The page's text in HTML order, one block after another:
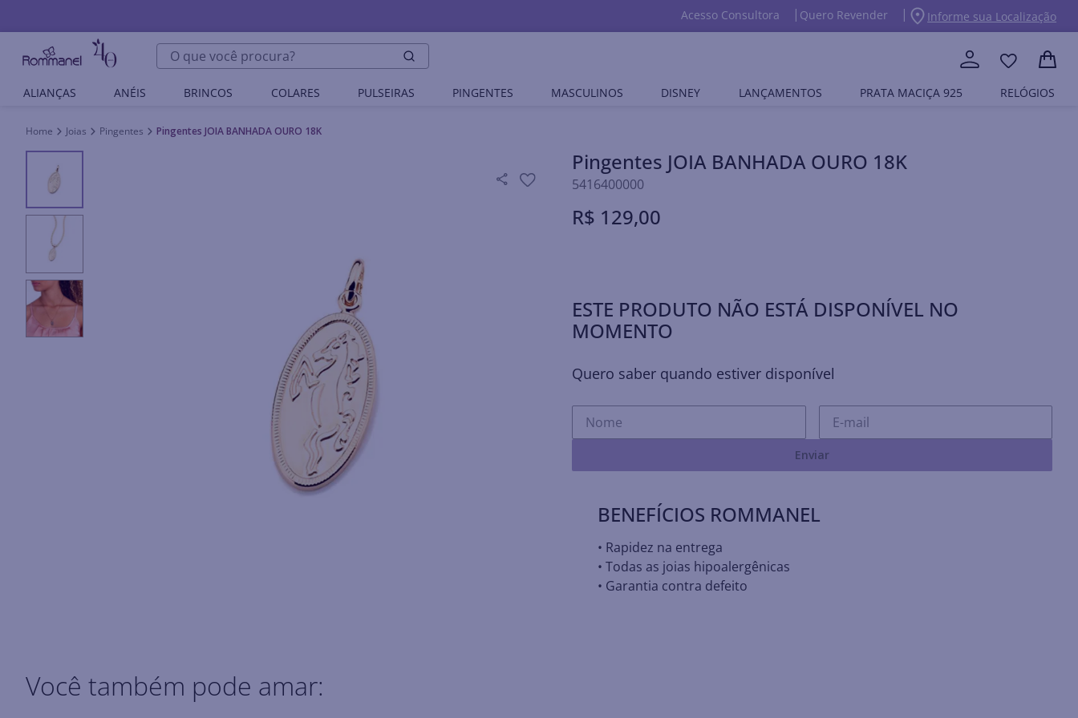
Acesso Consultora Quero Revender Informe sua Localização
O que você procura?
ALIANÇAS ANÉIS BRINCOS COLARES PULSEIRAS PINGENTES MASCULINOS DISNEY LANÇAMENTOS PRATA MACIÇA 925 RELÓGIOS
Joias Pingentes Pingentes JOIA BANHADA OURO 18K
Pingentes JOIA BANHADA OURO 18K
5416400000
R$ 129,00
ESTE PRODUTO NÃO ESTÁ DISPONÍVEL NO
MOMENTO
Quero saber quando estiver disponível
Enviar
BENEFÍCIOS ROMMANEL
• Rapidez na entrega
• Todas as joias hipoalergênicas
• Garantia contra defeito
Você também pode amar: